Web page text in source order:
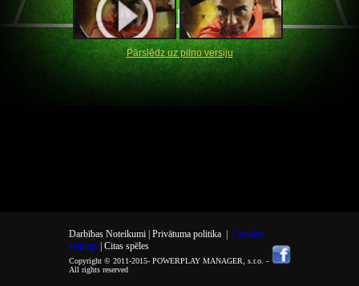
Pārslēdz uz pilno versiju
Darbības Noteikumi | Privātuma politika| Cookies
settings
| Citas spēles
Copyright © 2011-2015- POWERPLAY MANAGER, s.r.o. -
All rights reserved